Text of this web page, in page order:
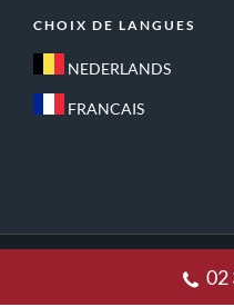
CHOIX DE LANGUES
NEDERLANDS
FRANCAIS
CONDITIONS
02